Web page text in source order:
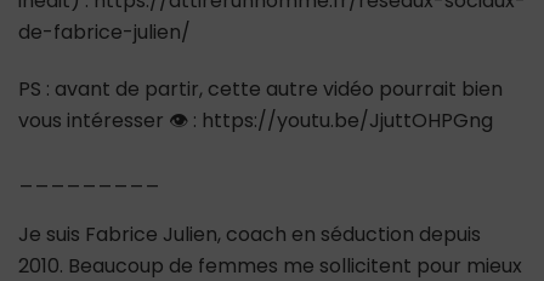
de-fabrice-julien/
PS : avant de partir, cette autre vidéo pourrait bien
vous intéresser 👁 : https://youtu.be/JjuttOHPGng
Je suis Fabrice Julien, coach en séduction depuis
2010. Beaucoup de femmes me sollicitent pour mieux